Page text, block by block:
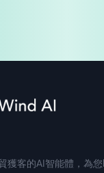
獲客的AI智能體，為